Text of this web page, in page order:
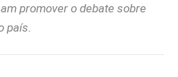
promover o debate sobre
país.